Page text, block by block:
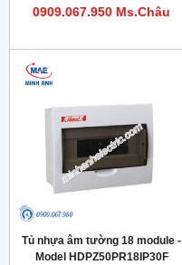
0909.067.950 Ms.Châu
Tủ nhựa âm tường 18 module -
Model HDPZ50PR18IP30F